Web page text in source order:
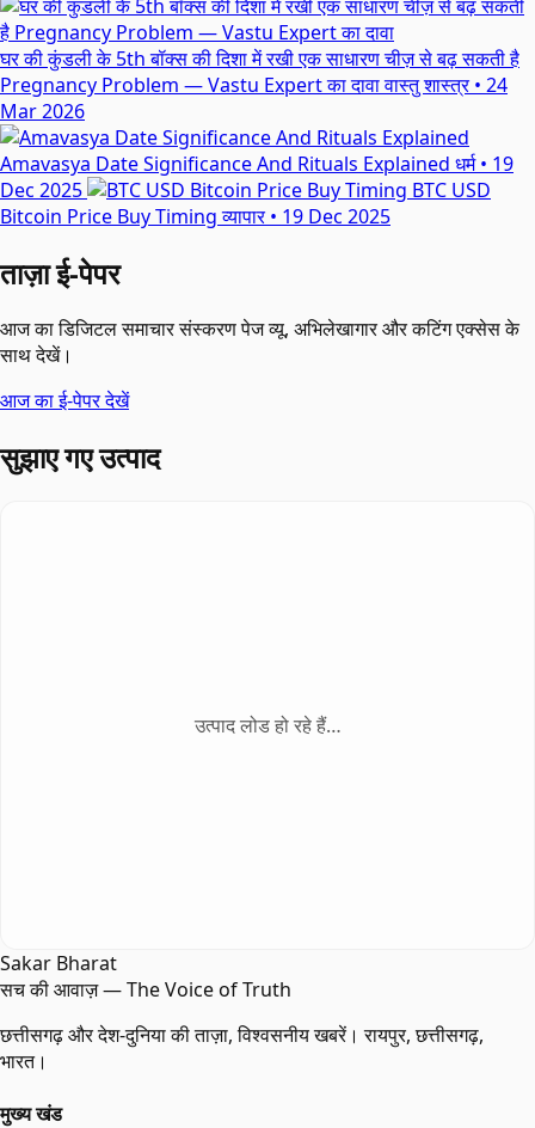
घर की कुंडली के 5th बॉक्स की दिशा में रखी एक साधारण चीज़ से बढ़ सकती है
Pregnancy Problem — Vastu Expert का दावावास्तु शास्त्र • 24
Mar 2026
Amavasya Date Significance And Rituals Explained धर्म • 19
Dec 2025
BTC USD
Bitcoin Price Buy Timing व्यापार • 19 Dec 2025
ताज़ा ई-पेपर
आज का डिजिटल समाचार संस्करण पेज व्यू, अभिलेखागार और कटिंग एक्सेस के
साथ देखें।
आज का ई-पेपर देखें
सुझाए गए उत्पाद
उत्पाद लोड हो रहे हैं…
Sakar Bharat
सच की आवाज़ — The Voice of Truth
छत्तीसगढ़ और देश-दुनिया की ताज़ा, विश्वसनीय खबरें। रायपुर, छत्तीसगढ़,
भारत।
मुख्य खंड